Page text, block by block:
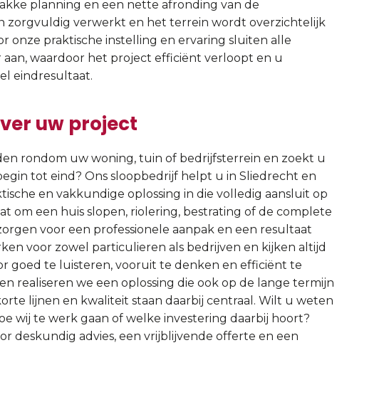
planning en een nette afronding van de
zorgvuldig verwerkt en het terrein wordt overzichtelijk
onze praktische instelling en ervaring sluiten alle
waardoor het project efficiënt verloopt en u
eindresultaat.
uw project
rondom uw woning, tuin of bedrijfsterrein en zoekt u
tot eind? Ons sloopbedrijf helpt u in Sliedrecht en
en vakkundige oplossing in die volledig aansluit op
om een huis slopen, riolering, bestrating of de complete
voor een professionele aanpak en een resultaat
voor zowel particulieren als bedrijven en kijken altijd
goed te luisteren, vooruit te denken en efficiënt te
realiseren we een oplossing die ook op de lange termijn
lijnen en kwaliteit staan daarbij centraal. Wilt u weten
wij te werk gaan of welke investering daarbij hoort?
deskundig advies, een vrijblijvende offerte en een